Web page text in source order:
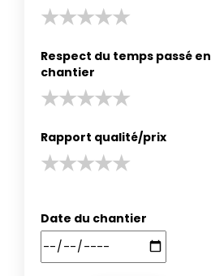
Respect du temps passé en
chantier
Rapport qualité/prix
Date du chantier